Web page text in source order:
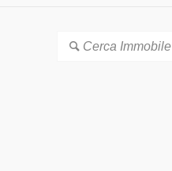
Cerca Immobile